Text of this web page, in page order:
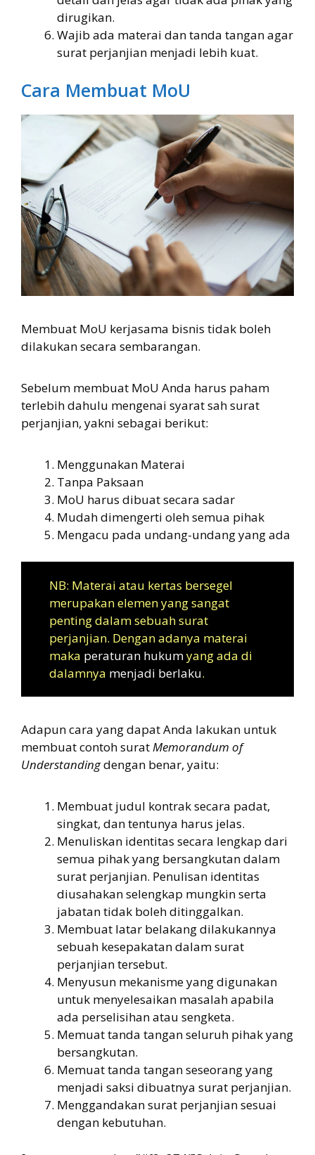
dirugikan.
Wajib ada materai dan tanda tangan agar
surat perjanjian menjadi lebih kuat.
Cara Membuat MoU
Membuat MoU kerjasama bisnis tidak boleh
dilakukan secara sembarangan.
Sebelum membuat MoU Anda harus paham
terlebih dahulu mengenai syarat sah surat
perjanjian, yakni sebagai berikut:
Menggunakan Materai
Tanpa Paksaan
MoU harus dibuat secara sadar
Mudah dimengerti oleh semua pihak
Mengacu pada undang-undang yang ada
NB: Materai atau kertas bersegel
merupakan elemen yang sangat
penting dalam sebuah surat
perjanjian. Dengan adanya materai
maka peraturan hukumyang ada di
dalamnya menjadi berlaku.
Adapun cara yang dapat Anda lakukan untuk
membuat contoh suratMemorandum of
Understandingdengan benar, yaitu:
Membuat judul kontrak secara padat,
singkat, dan tentunya harus jelas.
Menuliskan identitas secara lengkap dari
semua pihak yang bersangkutan dalam
surat perjanjian. Penulisan identitas
diusahakan selengkap mungkin serta
jabatan tidak boleh ditinggalkan.
Membuat latar belakang dilakukannya
sebuah kesepakatan dalam surat
perjanjian tersebut.
Menyusun mekanisme yang digunakan
untuk menyelesaikan masalah apabila
ada perselisihan atau sengketa.
Memuat tanda tangan seluruh pihak yang
bersangkutan.
Memuat tanda tangan seseorang yang
menjadi saksi dibuatnya surat perjanjian.
Menggandakan surat perjanjian sesuai
dengan kebutuhan.